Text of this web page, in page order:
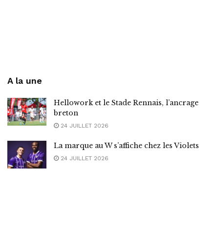
A la une
Hellowork et le Stade Rennais, l’ancrage
breton
24 JUILLET 2026
La marque au W s’affiche chez les Violets
24 JUILLET 2026